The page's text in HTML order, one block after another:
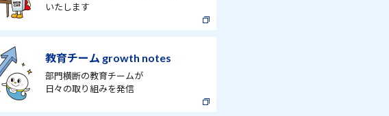
いたします
教育チーム growth notes
部門横断の教育チームが
日々の取り組みを発信